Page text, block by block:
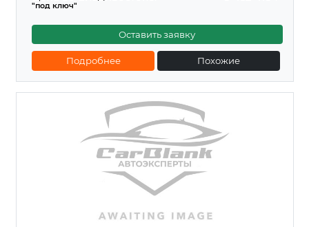
"под ключ"
Оставить заявку
Подробнее Похожие